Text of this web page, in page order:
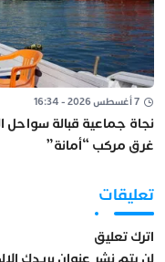
7 أغسطس 2026 - 16:34
غرق مركب “أمانة”
تعليقات
اترك تعليق